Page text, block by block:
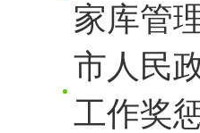
家库管
市人民
工作奖